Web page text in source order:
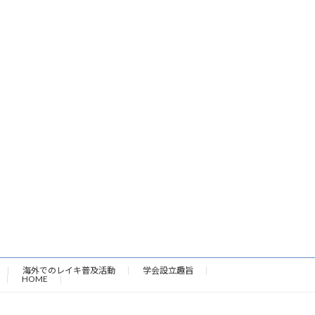
海外でのレイキ普及活動
学会設立趣旨
HOME